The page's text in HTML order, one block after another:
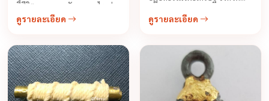
นี้ชีวิตของคนเรายังขาดอะไรอยู่
ถ้าปัจจุบันคนยังยากจนอยู่ก็ควร
ดูรายละเอียด
เงิน-ต่อทองปัจจุบันนี้ท่านมีลูก
ต่างชาติเลื่อมใสศรัทธาท่านเป็น
จำนวนมาก
ดูรายละเอียด